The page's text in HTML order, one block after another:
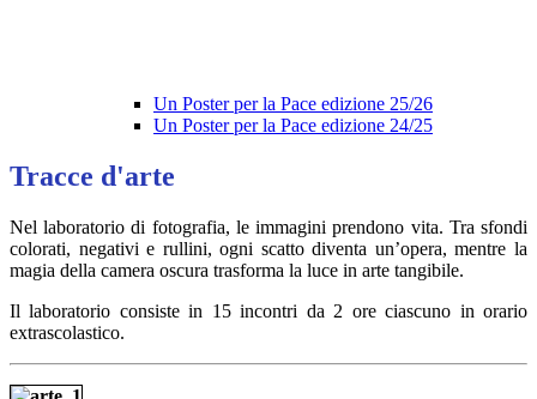
Un Poster per la Pace edizione 25/26
Un Poster per la Pace edizione 24/25
Tracce d'arte
Nel laboratorio di fotografia, le immagini prendono vita. Tra sfondi
colorati, negativi e rullini, ogni scatto diventa un’opera, mentre la
magia della camera oscura trasforma la luce in arte tangibile.
Il laboratorio consiste in 15 incontri da 2 ore ciascuno in orario
extrascolastico.